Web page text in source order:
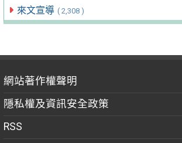
來文宣導 ( 2,308 )
網站著作權聲明
隱私權及資訊安全政策
RSS